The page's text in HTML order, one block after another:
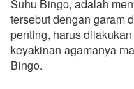
Suhu Bingo, adalah
tersebut dengan garam
penting, harus
keyakinan agamanya
Bingo.